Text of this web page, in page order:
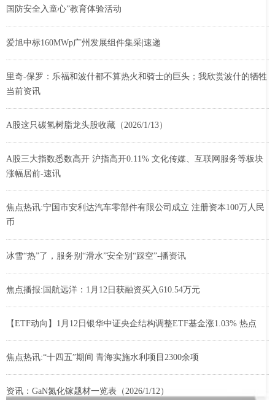
国防安全入童心”教育体验活动
爱旭中标160MWp广州发展组件集采|速递
里奇-保罗：乐福和波什都不算热火和骑士的巨头；我欣赏波什的牺牲
当前资讯
A股这只碳氢树脂龙头股收藏（2026/1/13）
A股三大指数悉数高开 沪指高开0.11% 文化传媒、互联网服务等板块
涨幅居前-速讯
焦点热讯:宁国市安利达汽车零部件有限公司成立 注册资本100万人民
币
冰雪“热”了，服务别“滑水”安全别“踩空”-播资讯
焦点播报:国航远洋：1月12日获融资买入610.54万元
【ETF动向】1月12日银华中证央企结构调整ETF基金涨1.03% 热点
焦点热讯:“十四五”期间 青海实施水利项目2300余项
资讯：GaN氮化镓题材一览表（2026/1/12）